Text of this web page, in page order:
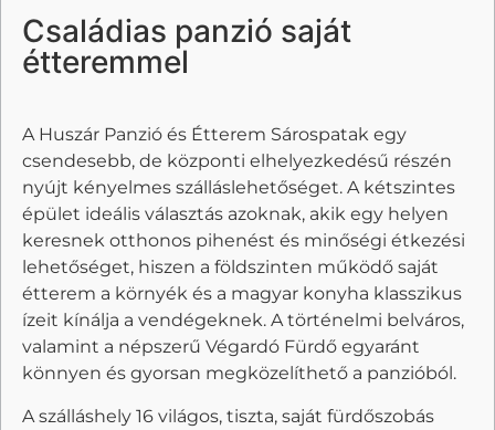
Családias panzió saját
étteremmel
A Huszár Panzió és Étterem Sárospatak egy
csendesebb, de központi elhelyezkedésű részén
nyújt kényelmes szálláslehetőséget. A kétszintes
épület ideális választás azoknak, akik egy helyen
keresnek otthonos pihenést és minőségi étkezési
lehetőséget, hiszen a földszinten működő saját
étterem a környék és a magyar konyha klasszikus
ízeit kínálja a vendégeknek. A történelmi belváros,
valamint a népszerű Végardó Fürdő egyaránt
könnyen és gyorsan megközelíthető a panzióból.
A szálláshely 16 világos, tiszta, saját fürdőszobás